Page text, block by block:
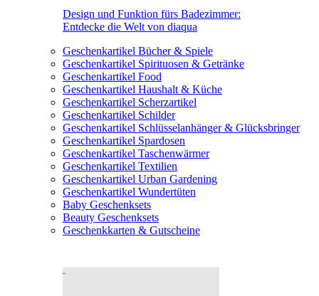
Design und Funktion fürs Badezimmer:
Entdecke die Welt von diaqua
Geschenkartikel Bücher & Spiele
Geschenkartikel Spirituosen & Getränke
Geschenkartikel Food
Geschenkartikel Haushalt & Küche
Geschenkartikel Scherzartikel
Geschenkartikel Schilder
Geschenkartikel Schlüsselanhänger & Glücksbringer
Geschenkartikel Spardosen
Geschenkartikel Taschenwärmer
Geschenkartikel Textilien
Geschenkartikel Urban Gardening
Geschenkartikel Wundertüten
Baby Geschenksets
Beauty Geschenksets
Geschenkkarten & Gutscheine